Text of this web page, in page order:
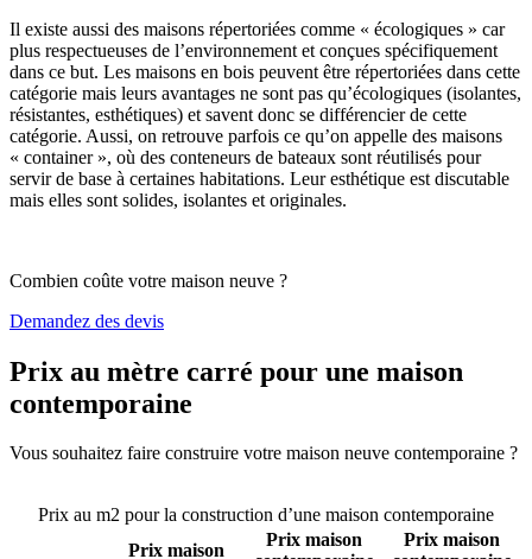
Il existe aussi des maisons répertoriées comme « écologiques » car
plus respectueuses de l’environnement et conçues spécifiquement
dans ce but. Les maisons en bois peuvent être répertoriées dans cette
catégorie mais leurs avantages ne sont pas qu’écologiques (isolantes,
résistantes, esthétiques) et savent donc se différencier de cette
catégorie. Aussi, on retrouve parfois ce qu’on appelle des maisons
« container », où des conteneurs de bateaux sont réutilisés pour
servir de base à certaines habitations. Leur esthétique est discutable
mais elles sont solides, isolantes et originales.
Combien coûte votre maison neuve ?
Demandez des devis
Prix au mètre carré pour une maison
contemporaine
Vous souhaitez faire construire votre maison neuve contemporaine ?
Prix au m2 pour la construction d’une maison contemporaine
Prix maison
Prix maison
Prix maison